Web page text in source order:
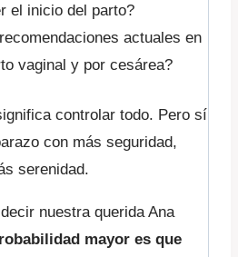
el inicio del parto?
actuales en
vaginal y por cesárea?
controlar todo. Pero sí
con más seguridad,
serenidad.
nuestra querida Ana
mayor es que